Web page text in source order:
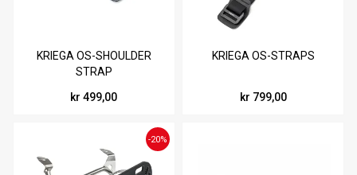
KRIEGA OS-SHOULDER
STRAP
kr 499,00
KRIEGA OS-STRAPS
kr 799,00
-20%